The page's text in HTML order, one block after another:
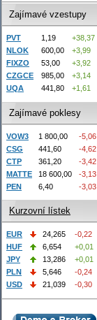
Zajímavé vzestupy
PVT 1,19
+38,37
NLOK
600,00
+3,99
FIXZO
53,00
+3,92
CZGCE
985,00
+3,14
UQA
441,80 +1,61
Zajímavé poklesy
VOW3 1 800,00
-5,06
CSG
441,60
-4,62
CTP
361,20
-3,42
MATTE
18 600,00
-3,13
PEN
6,40 -3,03
Kurzovní lístek
EUR 24,265
-0,22
HUF
6,654
+0,01
JPY
13,286
+0,01
PLN
5,646
-0,24
USD
21,039 -0,30